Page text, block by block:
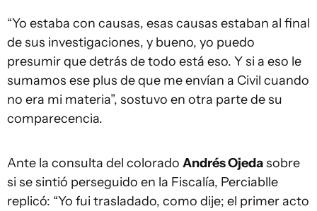
“Yo estaba con causas, esas causas estaban al final
de sus investigaciones, y bueno, yo puedo
presumir que detrás de todo está eso. Y si a eso le
sumamos ese plus de que me envían a Civil cuando
no era mi materia”, sostuvo en otra parte de su
comparecencia.
Ante la consulta del colorado Andrés Ojedasobre
si se sintió perseguido en la Fiscalía, Perciablle
replicó: “Yo fui trasladado, como dije; el primer acto